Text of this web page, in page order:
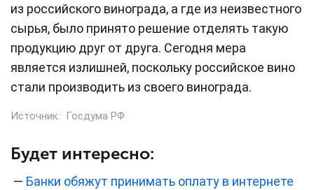
из российского винограда, а где из неизвестного
сырья, было принято решение отделять такую
продукцию друг от друга. Сегодня мера
является излишней, поскольку российское вино
стали производить из своего винограда.
Источник: Госдума РФ
Будет интересно:
— Банки обяжут принимать оплату в интернете